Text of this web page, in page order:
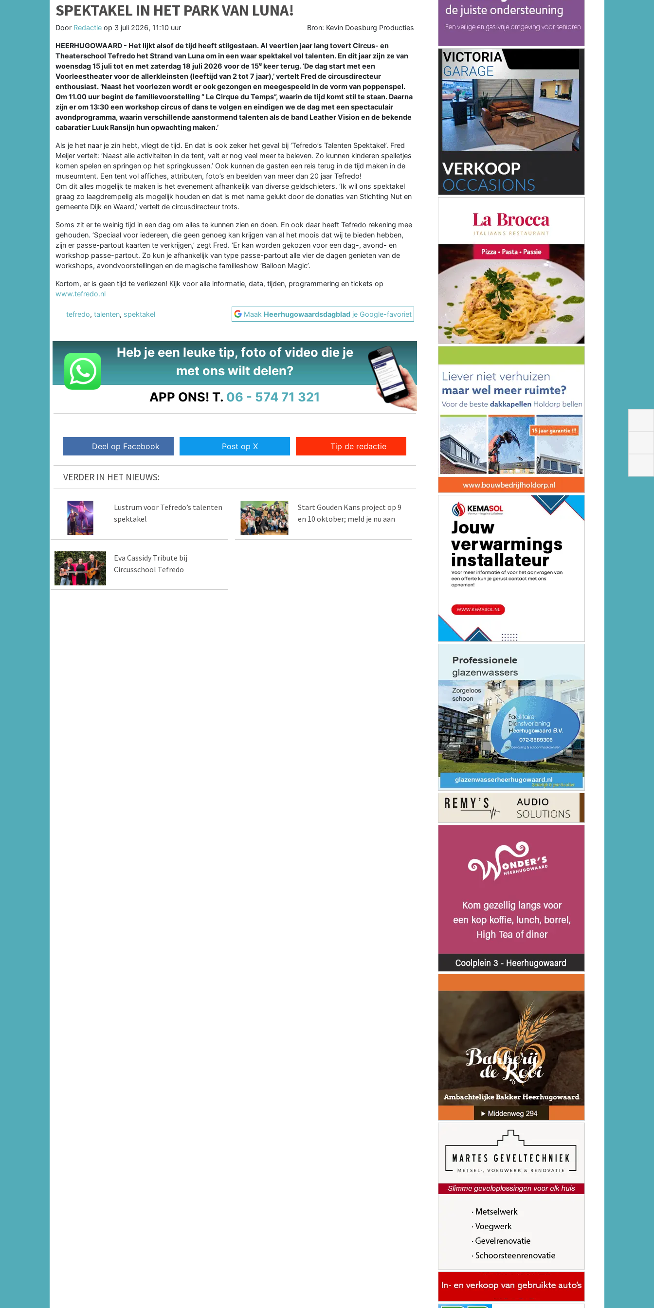
SPEKTAKEL IN HET PARK VAN LUNA!
Door Redactie op 3 juli 2026, 11:10 uur Bron: Kevin Doesburg Producties
HEERHUGOWAARD - Het lijkt alsof de tijd heeft stilgestaan. Al veertien jaar lang tovert Circus- en
Theaterschool Tefredo het Strand van Luna om in een waar spektakel vol talenten. En dit jaar zijn ze van
woensdag 15 juli tot en met zaterdag 18 juli 2026 voor de 15e keer terug. ‘De dag start met een
Voorleestheater voor de allerkleinsten (leeftijd van 2 tot 7 jaar),’ vertelt Fred de circusdirecteur
enthousiast. ‘Naast het voorlezen wordt er ook gezongen en meegespeeld in de vorm van poppenspel.
Om 11.00 uur begint de familievoorstelling “ Le Cirque du Temps”, waarin de tijd komt stil te staan. Daarna
zijn er om 13:30 een workshop circus of dans te volgen en eindigen we de dag met een spectaculair
avondprogramma, waarin verschillende aanstormend talenten als de band Leather Vision en de bekende
cabaratier Luuk Ransijn hun opwachting maken.’
Als je het naar je zin hebt, vliegt de tijd. En dat is ook zeker het geval bij ‘Tefredo’s Talenten Spektakel’. Fred
Meijer vertelt: ‘Naast alle activiteiten in de tent, valt er nog veel meer te beleven. Zo kunnen kinderen spelletjes
komen spelen en springen op het springkussen.’ Ook kunnen de gasten een reis terug in de tijd maken in de
museumtent. Een tent vol affiches, attributen, foto’s en beelden van meer dan 20 jaar Tefredo!
Om dit alles mogelijk te maken is het evenement afhankelijk van diverse geldschieters. ‘Ik wil ons spektakel
graag zo laagdrempelig als mogelijk houden en dat is met name gelukt door de donaties van Stichting Nut en
gemeente Dijk en Waard,’ vertelt de circusdirecteur trots.
Soms zit er te weinig tijd in een dag om alles te kunnen zien en doen. En ook daar heeft Tefredo rekening mee
gehouden. ‘Speciaal voor iedereen, die geen genoeg kan krijgen van al het moois dat wij te bieden hebben,
zijn er passe-partout kaarten te verkrijgen,’ zegt Fred. ‘Er kan worden gekozen voor een dag-, avond- en
workshop passe-partout. Zo kun je afhankelijk van type passe-partout alle vier de dagen genieten van de
workshops, avondvoorstellingen en de magische familieshow ‘Balloon Magic’.
Kortom, er is geen tijd te verliezen! Kijk voor alle informatie, data, tijden, programmering en tickets op
www.tefredo.nl
tefredo, talenten, spektakel Maak Heerhugowaardsdagblad je Google-favoriet
Heb je een leuke tip, foto of video die je
met ons wilt delen?
APP ONS! T. 06 - 574 71 321
Deel op Facebook Post op X Tip de redactie
VERDER IN HET NIEUWS:
Lustrum voor Tefredo’s talenten
spektakel
Start Gouden Kans project op 9
en 10 oktober; meld je nu aan
Eva Cassidy Tribute bij
Circusschool Tefredo